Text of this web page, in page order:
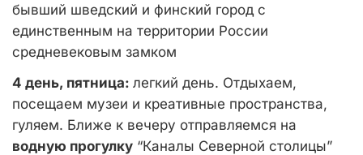
бывший шведский и финский город с
единственным на территории России
средневековым замком
4 день, пятница: легкий день. Отдыхаем,
посещаем музеи и креативные пространства,
гуляем. Ближе к вечеру отправляемся на
водную прогулку “Каналы Северной столицы”